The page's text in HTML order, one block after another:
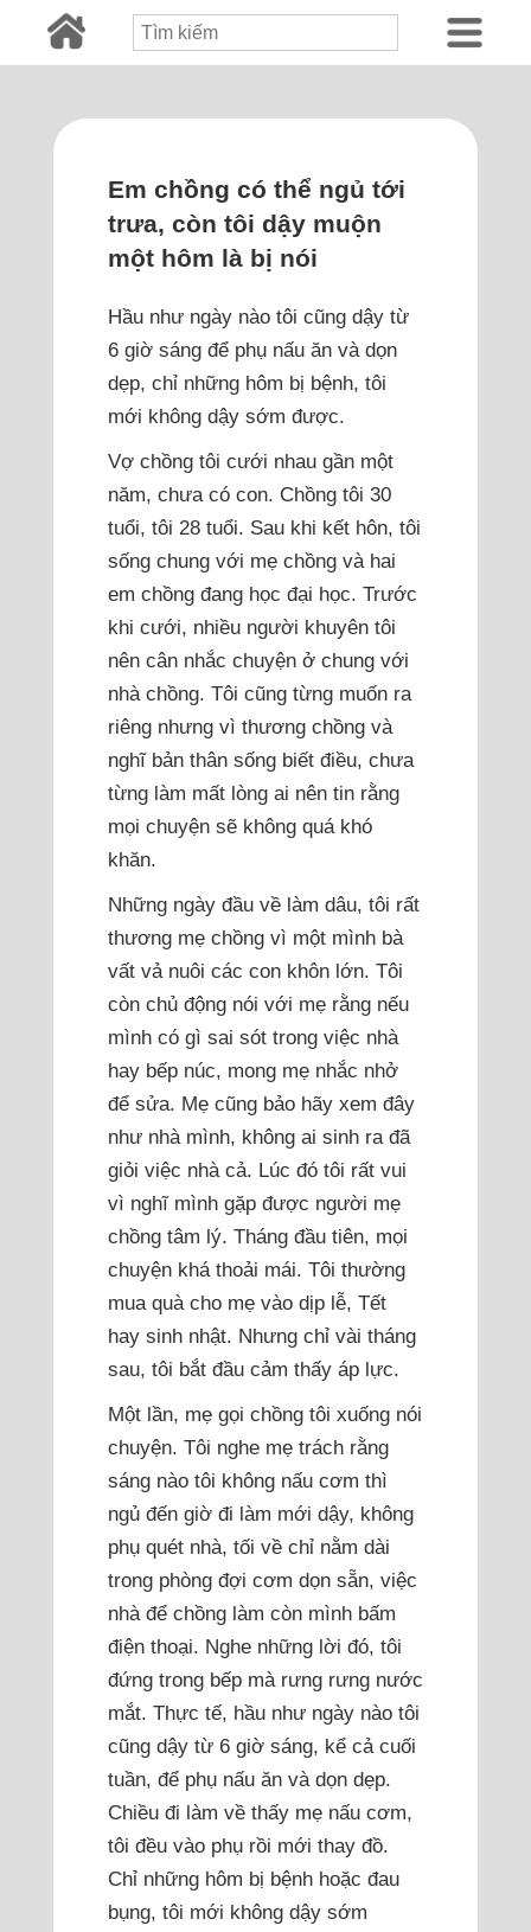
Em chồng có thể ngủ tới
trưa, còn tôi dậy muộn
một hôm là bị nói
Hầu như ngày nào tôi cũng dậy từ
6 giờ sáng để phụ nấu ăn và dọn
dẹp, chỉ những hôm bị bệnh, tôi
mới không dậy sớm được.
Vợ chồng tôi cưới nhau gần một
năm, chưa có con. Chồng tôi 30
tuổi, tôi 28 tuổi. Sau khi kết hôn, tôi
sống chung với mẹ chồng và hai
em chồng đang học đại học. Trước
khi cưới, nhiều người khuyên tôi
nên cân nhắc chuyện ở chung với
nhà chồng. Tôi cũng từng muốn ra
riêng nhưng vì thương chồng và
nghĩ bản thân sống biết điều, chưa
từng làm mất lòng ai nên tin rằng
mọi chuyện sẽ không quá khó
khăn.
Những ngày đầu về làm dâu, tôi rất
thương mẹ chồng vì một mình bà
vất vả nuôi các con khôn lớn. Tôi
còn chủ động nói với mẹ rằng nếu
mình có gì sai sót trong việc nhà
hay bếp núc, mong mẹ nhắc nhở
để sửa. Mẹ cũng bảo hãy xem đây
như nhà mình, không ai sinh ra đã
giỏi việc nhà cả. Lúc đó tôi rất vui
vì nghĩ mình gặp được người mẹ
chồng tâm lý. Tháng đầu tiên, mọi
chuyện khá thoải mái. Tôi thường
mua quà cho mẹ vào dịp lễ, Tết
hay sinh nhật. Nhưng chỉ vài tháng
sau, tôi bắt đầu cảm thấy áp lực.
Một lần, mẹ gọi chồng tôi xuống nói
chuyện. Tôi nghe mẹ trách rằng
sáng nào tôi không nấu cơm thì
ngủ đến giờ đi làm mới dậy, không
phụ quét nhà, tối về chỉ nằm dài
trong phòng đợi cơm dọn sẵn, việc
nhà để chồng làm còn mình bấm
điện thoại. Nghe những lời đó, tôi
đứng trong bếp mà rưng rưng nước
mắt. Thực tế, hầu như ngày nào tôi
cũng dậy từ 6 giờ sáng, kể cả cuối
tuần, để phụ nấu ăn và dọn dẹp.
Chiều đi làm về thấy mẹ nấu cơm,
tôi đều vào phụ rồi mới thay đồ.
Chỉ những hôm bị bệnh hoặc đau
bụng, tôi mới không dậy sớm